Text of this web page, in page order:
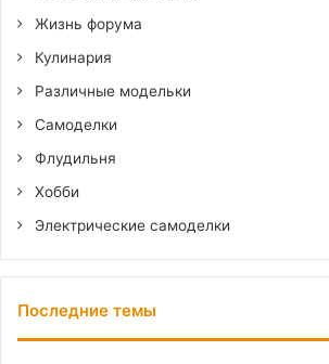
Жизнь форума
Кулинария
Различные модельки
Самоделки
Флудильня
Хобби
Электрические самоделки
Последние темы